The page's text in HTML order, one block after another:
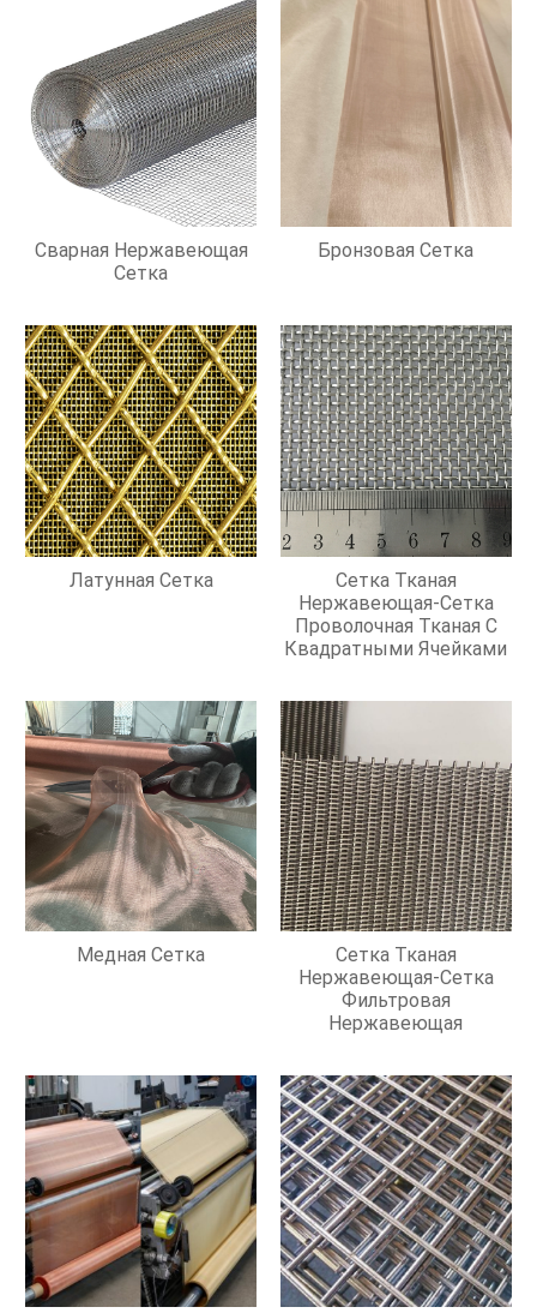
Сварная Нержавеющая
Сетка
Бронзовая Сетка
Латунная Сетка
Сетка Тканая
Нержавеющая-Сетка
Проволочная Тканая С
Квадратными Ячейками
Медная Сетка
Сетка Тканая
Нержавеющая-Сетка
Фильтровая
Нержавеющая